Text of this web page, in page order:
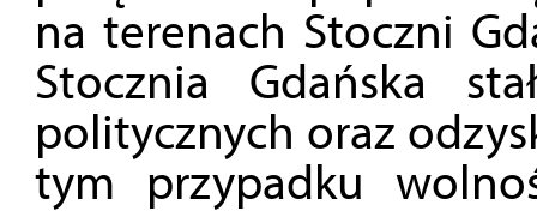
na terenach Stoczni
Stocznia Gdańska
politycznych oraz
tym przypadku